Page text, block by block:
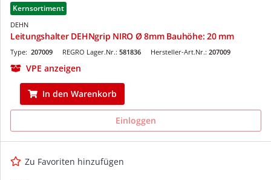
Kernsortiment
DEHN
Leitungshalter DEHNgrip NIRO Ø 8mm Bauhöhe: 20 mm
REGRO Lager.Nr.: 581836
Type: 207009 Hersteller-Art.Nr.: 207009
VPE anzeigen
In den Warenkorb
Einloggen
Zu Favoriten hinzufügen